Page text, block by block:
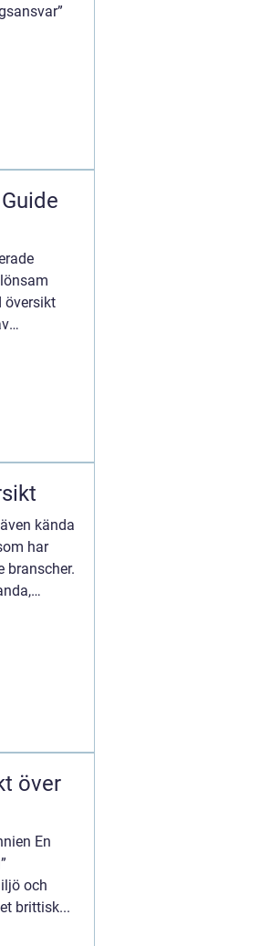
översikt
kända
har
branscher.
över
En
och
brittisk...